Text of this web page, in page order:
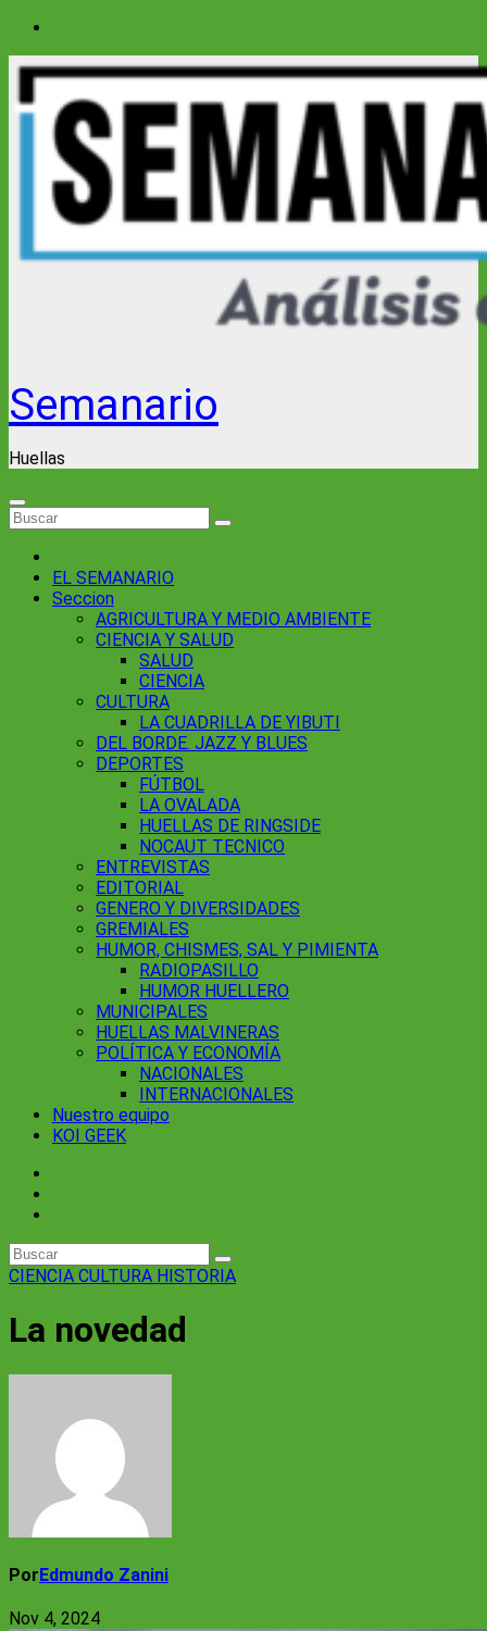
Saltar
contenido
Semanario
Huellas
EL SEMANARIO
Seccion
AGRICULTURA Y MEDIO AMBIENTE
CIENCIA Y SALUD
SALUD
CIENCIA
CULTURA
LA CUADRILLA DE YIBUTI
DEL BORDE. JAZZ Y BLUES
DEPORTES
FÚTBOL
LA OVALADA
HUELLAS DE RINGSIDE
NOCAUT TECNICO
ENTREVISTAS
EDITORIAL
GENERO Y DIVERSIDADES
GREMIALES
HUMOR, CHISMES, SAL Y PIMIENTA
RADIOPASILLO
HUMOR HUELLERO
MUNICIPALES
HUELLAS MALVINERAS
POLÍTICA Y ECONOMÍA
NACIONALES
INTERNACIONALES
Nuestro equipo
KOI GEEK
CIENCIA CULTURA HISTORIA
La novedad
PorEdmundo Zanini
Nov 4, 2024